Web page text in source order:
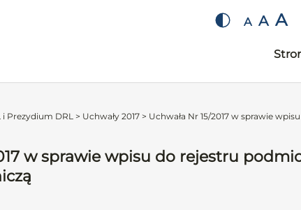
A A A
i Prezydium DRL > Uchwały 2017 > Uchwała Nr 15/2017 w sprawie
w sprawie wpisu do rejestru